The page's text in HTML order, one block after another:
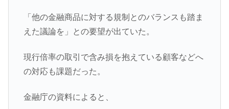
「他の金融商品に対する規制とのバランスも踏ま
えた議論を」との要望が出ていた。
現行倍率の取引で含み損を抱えている顧客などへ
の対応も課題だった。
金融庁の資料によると、